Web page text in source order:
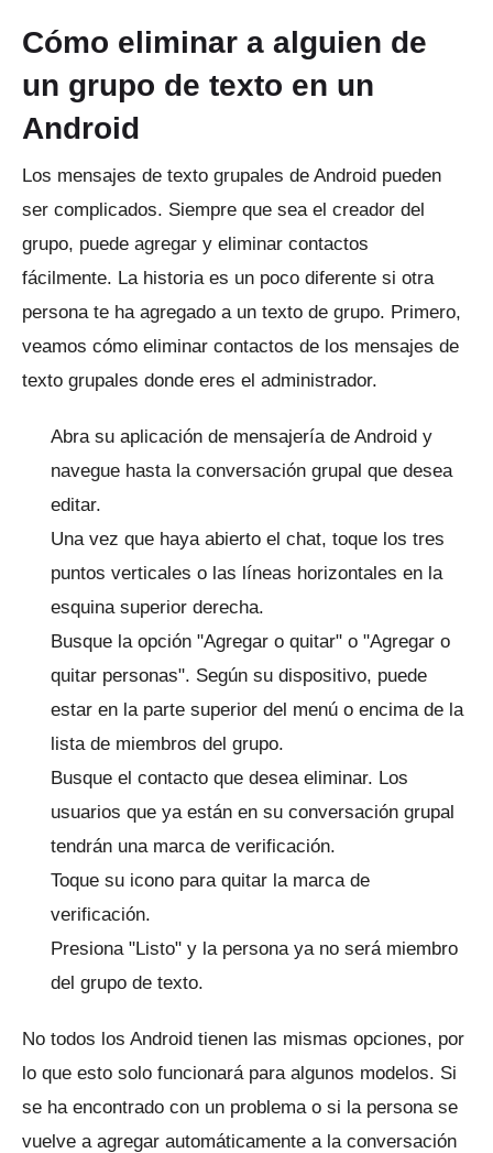
Cómo eliminar a alguien de
un grupo de texto en un
Android
Los mensajes de texto grupales de Android pueden
ser complicados. Siempre que sea el creador del
grupo, puede agregar y eliminar contactos
fácilmente. La historia es un poco diferente si otra
persona te ha agregado a un texto de grupo. Primero,
veamos cómo eliminar contactos de los mensajes de
texto grupales donde eres el administrador.
Abra su aplicación de mensajería de Android y
navegue hasta la conversación grupal que desea
editar.
Una vez que haya abierto el chat, toque los tres
puntos verticales o las líneas horizontales en la
esquina superior derecha.
Busque la opción "Agregar o quitar" o "Agregar o
quitar personas". Según su dispositivo, puede
estar en la parte superior del menú o encima de la
lista de miembros del grupo.
Busque el contacto que desea eliminar. Los
usuarios que ya están en su conversación grupal
tendrán una marca de verificación.
Toque su icono para quitar la marca de
verificación.
Presiona "Listo" y la persona ya no será miembro
del grupo de texto.
No todos los Android tienen las mismas opciones, por
lo que esto solo funcionará para algunos modelos. Si
se ha encontrado con un problema o si la persona se
vuelve a agregar automáticamente a la conversación